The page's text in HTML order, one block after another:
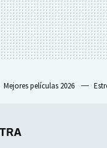
Mejores películas 2026